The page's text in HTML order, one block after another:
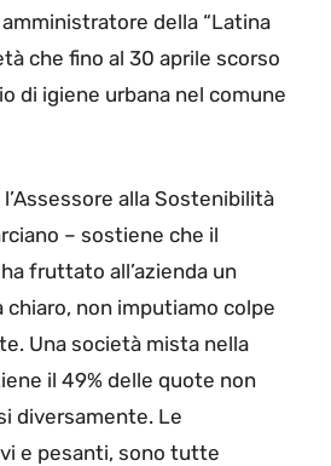
amministratore della “Latina
che fino al 30 aprile scorso
di igiene urbana nel comune
alla Sostenibilità
– sostiene che il
fruttato all’azienda un
chiaro, non imputiamo colpe
Una società mista nella
il 49% delle quote non
diversamente. Le
e pesanti, sono tutte